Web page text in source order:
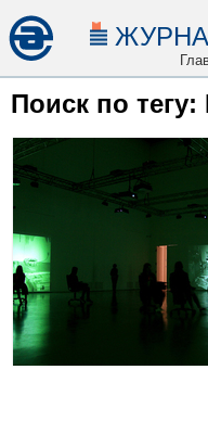
Поиск по